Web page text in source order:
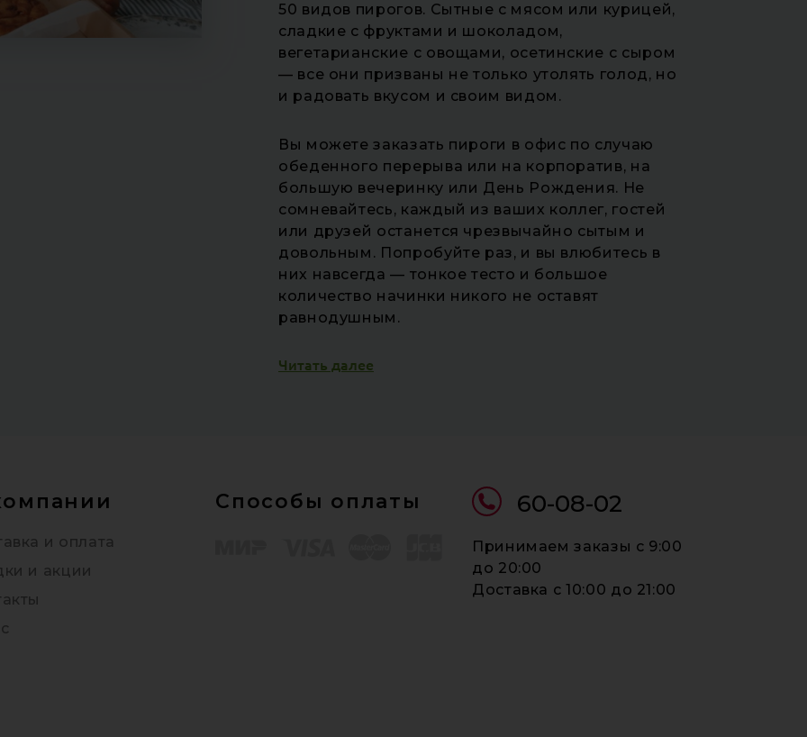
50 видов пирогов. Сытные с мясом или курицей,
сладкие с фруктами и шоколадом,
вегетарианские с овощами, осетинские с сыром
— все они призваны не только утолять голод, но
и радовать вкусом и своим видом.
Вы можете заказать пироги в офис по случаю
обеденного перерыва или на корпоратив, на
большую вечеринку или День Рождения. Не
сомневайтесь, каждый из ваших коллег, гостей
или друзей останется чрезвычайно сытым и
довольным. Попробуйте раз, и вы влюбитесь в
них навсегда — тонкое тесто и большое
количество начинки никого не оставят
равнодушным.
Читать далее
60-08-02
Принимаем заказы c 9:00
до 20:00
Доставка c 10:00 до 21:00
и оплата
и акции
Способы оплаты